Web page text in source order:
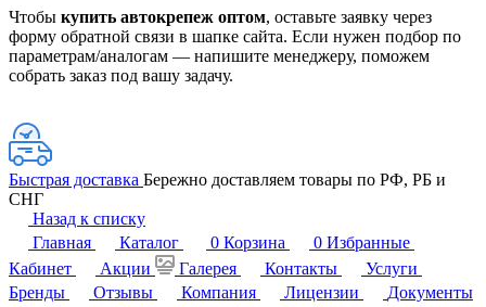
Чтобы купить автокрепеж оптом, оставьте заявку через
форму обратной связи в шапке сайта. Если нужен подбор по
параметрам/аналогам — напишите менеджеру, поможем
собрать заказ под вашу задачу.
Быстрая доставка Бережно доставляем товары по РФ, РБ и
СНГ
Назад к списку
Главная
Каталог 0 Корзина 0 Избранные
Кабинет
Акции Галерея Контакты
Услуги
Бренды
Отзывы Компания Лицензии
Документы